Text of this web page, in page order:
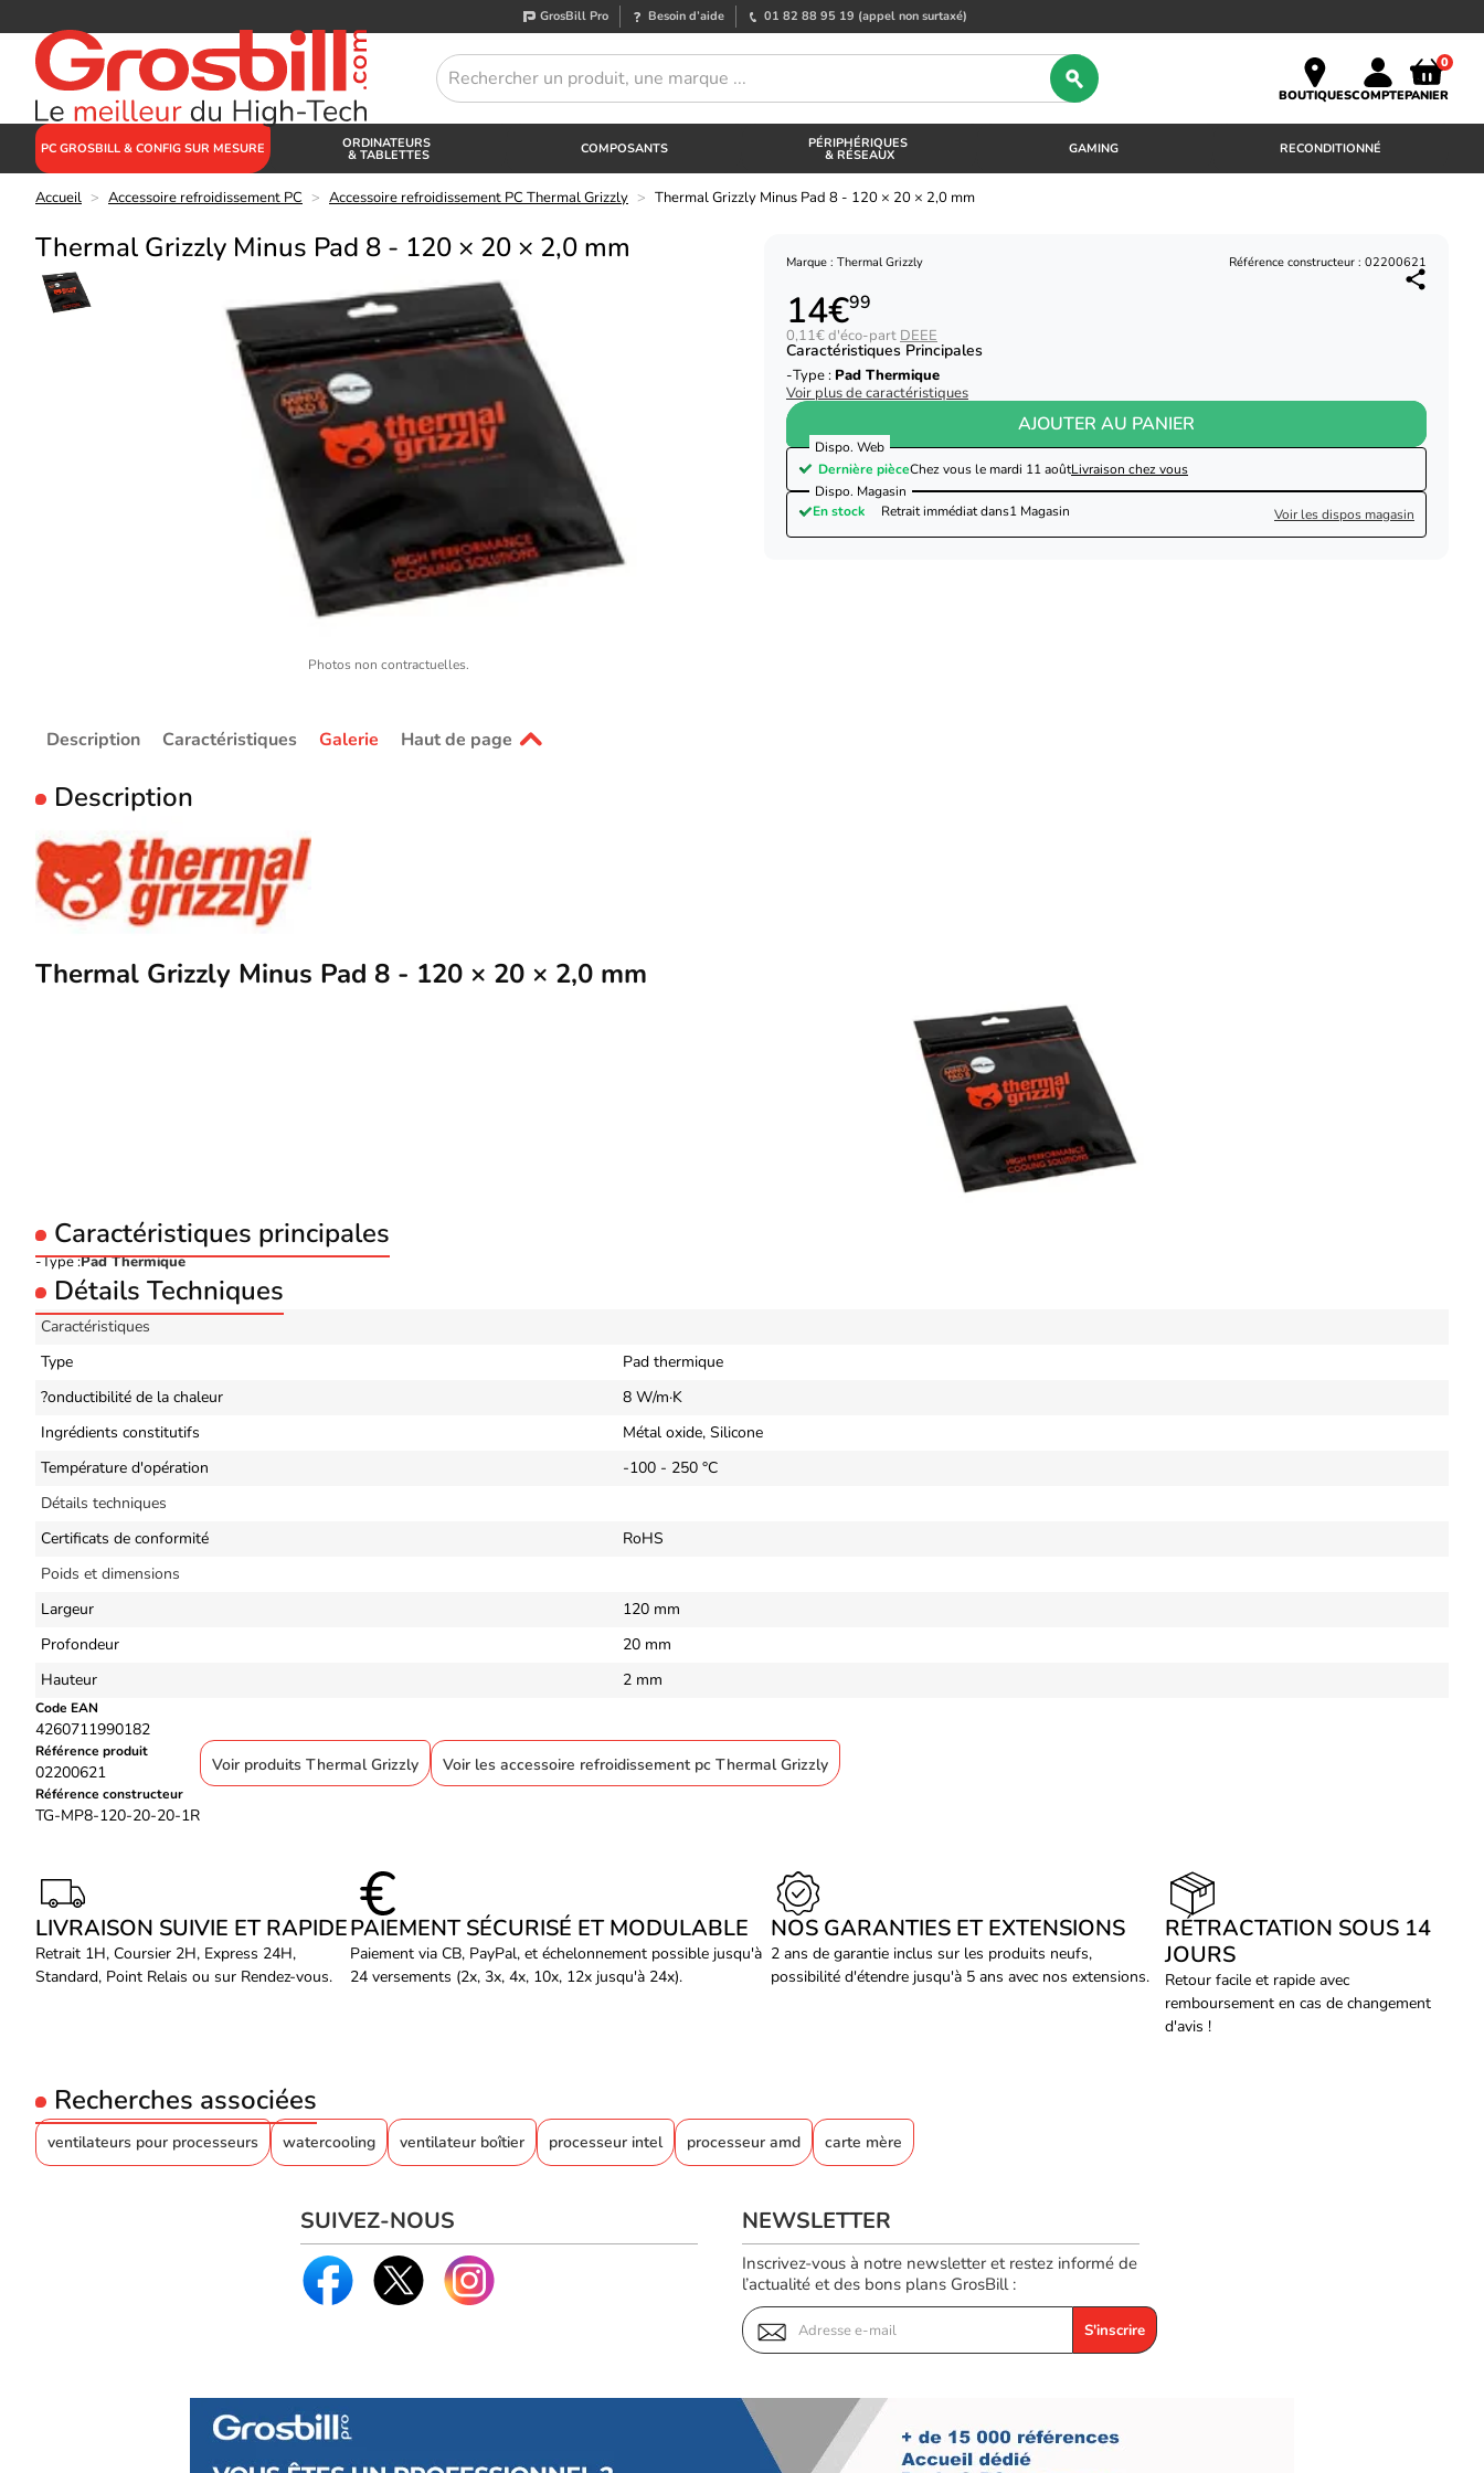
GrosBill Pro Besoin d’aide 01 82 88 95 19 (appel non surtaxé)
BOUTIQUESCOMPTE
0
PANIER
PC GROSBILL & CONFIG SUR MESURE ORDINATEURS
& TABLETTES COMPOSANTS PÉRIPHÉRIQUES
& RÉSEAUX GAMING RECONDITIONNÉ
Accueil > Accessoire refroidissement PC > Accessoire refroidissement PC Thermal Grizzly > Thermal Grizzly Minus Pad 8 - 120 × 20 × 2,0 mm
Thermal Grizzly Minus Pad 8 - 120 × 20 × 2,0 mm
Photos non contractuelles.
Marque : Thermal Grizzly Référence constructeur : 02200621
14€99
0,11€ d'éco-part DEEE
Caractéristiques Principales
Type : Pad Thermique
Voir plus de caractéristiques
AJOUTER AU PANIER
Dispo. Web
Dernière pièceChez vous le mardi 11 aoûtLivraison chez vous
Dispo. Magasin
En stock
Retrait immédiat dans1 Magasin Voir les dispos magasin
Description Caractéristiques Galerie Haut de page
Description
Thermal Grizzly Minus Pad 8 - 120 × 20 × 2,0 mm
Caractéristiques principales
Type :Pad Thermique
Détails Techniques
Caractéristiques
Type
Pad thermique
?onductibilité de la chaleur
8 W/m·K
Ingrédients constitutifs
Métal oxide, Silicone
Température d'opération
-100 - 250 °C
Détails techniques
Certificats de conformité
RoHS
Poids et dimensions
Largeur
120 mm
Profondeur
20 mm
Hauteur
2 mm
Code EAN
4260711990182
Référence produit
02200621
Référence constructeur
TG-MP8-120-20-20-1R
Voir produits Thermal Grizzly Voir les accessoire refroidissement pc Thermal Grizzly
LIVRAISON SUIVIE ET RAPIDE
Retrait 1H, Coursier 2H, Express 24H,
Standard, Point Relais ou sur Rendez-vous.
PAIEMENT SÉCURISÉ ET MODULABLE
Paiement via CB, PayPal, et échelonnement possible jusqu'à
24 versements (2x, 3x, 4x, 10x, 12x jusqu'à 24x).
NOS GARANTIES ET EXTENSIONS
2 ans de garantie inclus sur les produits neufs,
possibilité d'étendre jusqu'à 5 ans avec nos extensions.
RÉTRACTATION SOUS 14
JOURS
Retour facile et rapide avec
remboursement en cas de changement
d'avis !
Recherches associées
ventilateurs pour processeurs watercooling ventilateur boîtier processeur intel processeur amd carte mère
SUIVEZ-NOUS NEWSLETTER
Inscrivez-vous à notre newsletter et restez informé de
l’actualité et des bons plans GrosBill :
S'inscrire